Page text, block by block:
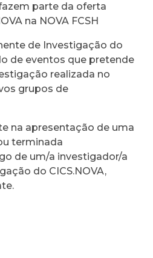
parte da oferta
na NOVA FCSH
de Investigação do
de eventos que pretende
realizada no
grupos de
na apresentação de uma
terminada
de um/a investigador/a
do CICS.NOVA,